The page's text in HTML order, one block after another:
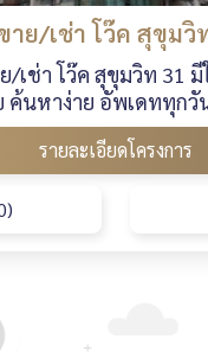
าย/เช่า โว๊ค สุขุมวิ
/เช่า โว๊ค สุขุมวิท 31
ค้นหาง่าย อัพเดททุกวั
รายละเอียดโครงการ